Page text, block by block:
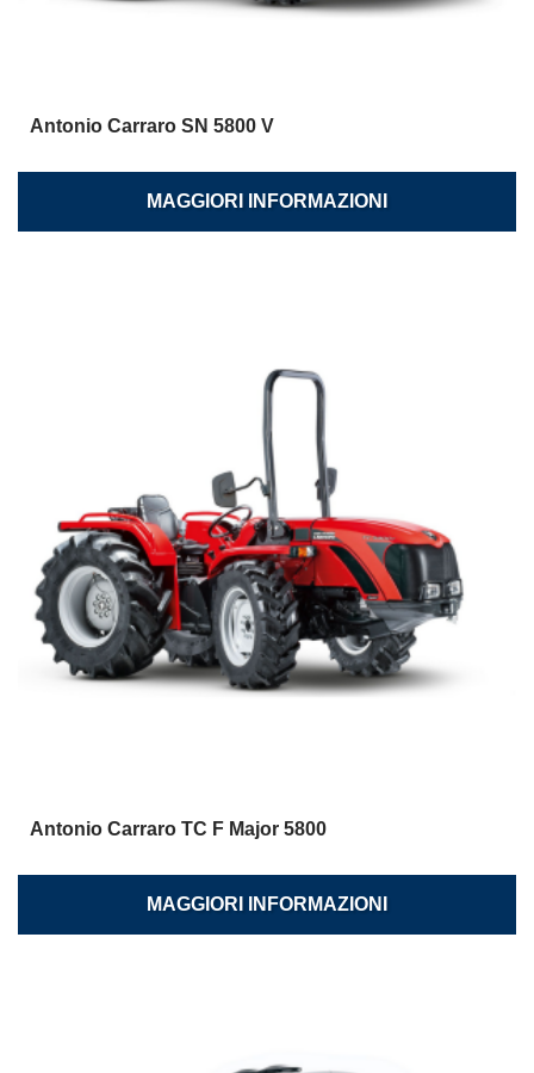
Antonio Carraro SN 5800 V
MAGGIORI INFORMAZIONI
Antonio Carraro TC F Major 5800
MAGGIORI INFORMAZIONI